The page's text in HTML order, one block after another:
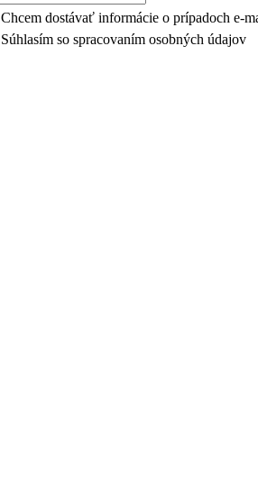
Chcem dostávať informácie o prípadoch e-
Súhlasím so spracovaním osobných údajov